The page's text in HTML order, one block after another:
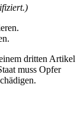
dritten Artikel
muss Opfer